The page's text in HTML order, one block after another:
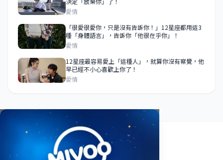
愛情
「很愛很愛你，只是沒有告訴你！」12星座都用這3
種「身體語言」，告訴你「他很在乎你」！
愛情
12星座最容易愛上「這種人」，就算你沒有察覺，他
早已經不小心喜歡上你了！
愛情
關於我們使用條款 隱私政策聯絡我們